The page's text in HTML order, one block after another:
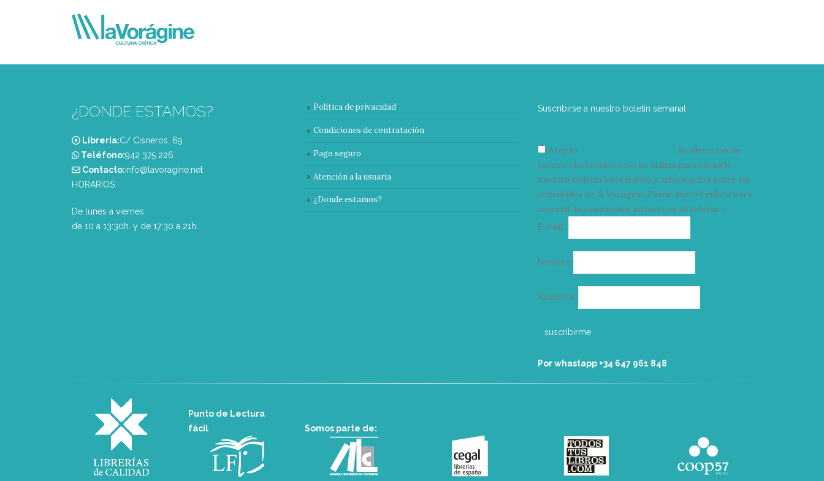
¿DONDE ESTAMOS?
Librería:C/ Cisneros, 69
Teléfono:‭942 375 226‬
Contacto:info@lavoragine.net
HORARIOS
De lunes a viernes
de 10 a 13:30h. y de 17:30 a 21h.
Política de privacidad
Condiciones de contratación
Pago seguro
Atención a la usuaria
¿Donde estamos?
Suscribirse a nuestro boletín semanal
Acepto
Su dirección de
correo electrónico solo se utiliza para enviarle
nuestro boletín informativo e información sobre las
actividades de la Vorágine. Puede usar el enlace para
cancelar la suscripción incluido en el boletín. >
E-mail*
electrónico
Nombre
Apellidos
Por whastapp +34 ‭647 961 848‬
Punto de Lectura
fácil
Somos parte de: